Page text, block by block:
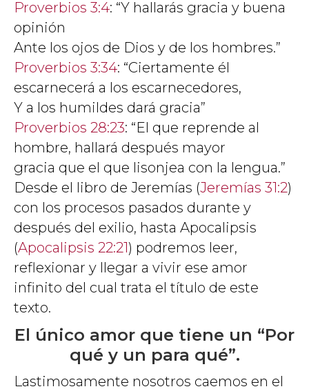
Proverbios 3:4: “Y hallarás gracia y buena
opinión
Ante los ojos de Dios y de los hombres.”
Proverbios 3:34: “Ciertamente él
escarnecerá a los escarnecedores,
Y a los humildes dará gracia”
Proverbios 28:23: “El que reprende al
hombre, hallará después mayor
gracia que el que lisonjea con la lengua.”
Desde el libro de Jeremías (Jeremías 31:2)
con los procesos pasados durante y
después del exilio, hasta Apocalipsis
(Apocalipsis 22:21) podremos leer,
reflexionar y llegar a vivir ese amor
infinito del cual trata el título de este
texto.
El único amor que tiene un “Por
qué y un para qué”.
Lastimosamente nosotros caemos en el